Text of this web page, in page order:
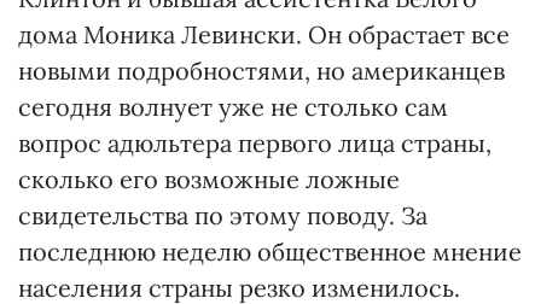
дома Моника Левински. Он обрастает все
новыми подробностями, но американцев
сегодня волнует уже не столько сам
вопрос адюльтера первого лица страны,
сколько его возможные ложные
свидетельства по этому поводу. За
последнюю неделю общественное мнение
населения страны резко изменилось.